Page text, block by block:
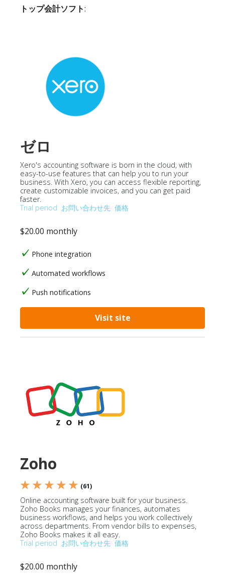
トップ会計ソフト:
ゼロ
Xero's accounting software is born in the cloud, with
easy-to-use features that can help you to run your
business. With Xero, you can access flexible reporting,
create customizable invoices, and you can get paid
faster.
Trial period お問い合わせ先 価格
$20.00 monthly
Phone integration
Automated workflows
Push notifications
Visit site
Zoho
★ ★ ★ ★ ★ (61)
Online accounting software built for your business.
Zoho Books manages your finances, automates
business workflows, and helps you work collectively
across departments. From vendor bills to expenses,
Zoho Books makes it all easy.
Trial period お問い合わせ先 価格
$20.00 monthly